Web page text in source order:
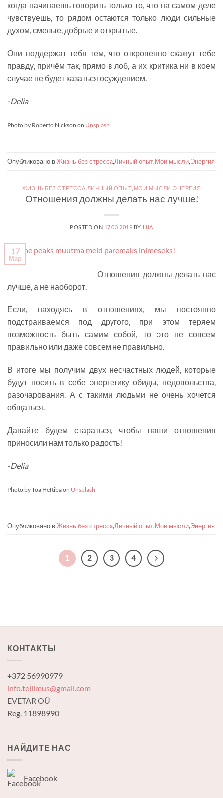
когда начинаешь говорить только то, что на самом деле
чувствуешь, то рядом остаются только люди сильные
духом, смелые, добрые и открытые.
Они поддержат тебя тем, что откровенно скажут тебе
правду, причём так, прямо в лоб, а их критика ни в коем
случае не будет казаться осуждением.
-Delia
Photo by Roberto Nickson on Unsplash
Опубликовано вЖизнь без стресса,Личный опыт,Мои мысли,Энергия
ЖИЗНЬ БЕЗ СТРЕССА,ЛИЧНЫЙ ОПЫТ,МОИ МЫСЛИ,ЭНЕРГИЯ
Отношения должны делать нас лучше!
POSTED ON 17.03.2019 BY LIIA
17
Мар
Отношения должны делать нас
лучше, а не наоборот.
Если, находясь в отношениях, мы постоянно
подстраиваемся под другого, при этом теряем
возможность быть самим собой, то это не совсем
правильно или даже совсем не правильно.
В итоге мы получим двух несчастных людей, которые
будут носить в себе энергетику обиды, недовольства,
разочарования. А с такими людьми не очень хочется
общаться.
Давайте будем стараться, чтобы наши отношения
приносили нам только радость!
-Delia
Photo by Toa Heftiba on Unsplash
Опубликовано вЖизнь без стресса,Личный опыт,Мои мысли,Энергия
1 2 3 4
КОНТАКТЫ
+372 56990979
info.tellimus@gmail.com
EVETAR OÜ
Reg. 11898990
НАЙДИТЕ НАС
Facebook